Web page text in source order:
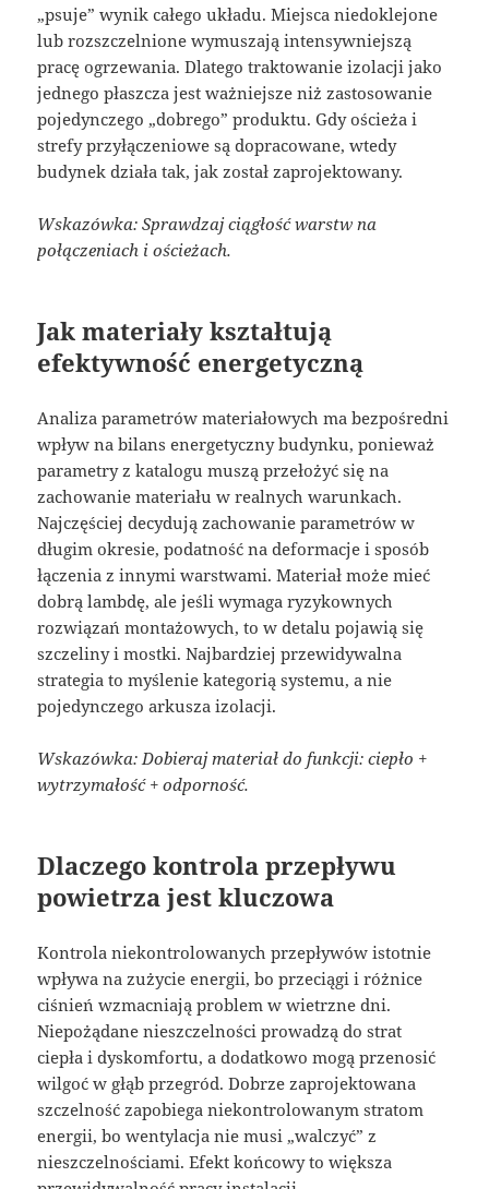
„psuje” wynik całego układu. Miejsca niedoklejone
lub rozszczelnione wymuszają intensywniejszą
pracę ogrzewania. Dlatego traktowanie izolacji jako
jednego płaszcza jest ważniejsze niż zastosowanie
pojedynczego „dobrego” produktu. Gdy ościeża i
strefy przyłączeniowe są dopracowane, wtedy
budynek działa tak, jak został zaprojektowany.
Wskazówka: Sprawdzaj ciągłość warstw na
połączeniach i ościeżach.
Jak materiały kształtują
efektywność energetyczną
Analiza parametrów materiałowych ma bezpośredni
wpływ na bilans energetyczny budynku, ponieważ
parametry z katalogu muszą przełożyć się na
zachowanie materiału w realnych warunkach.
Najczęściej decydują zachowanie parametrów w
długim okresie, podatność na deformacje i sposób
łączenia z innymi warstwami. Materiał może mieć
dobrą lambdę, ale jeśli wymaga ryzykownych
rozwiązań montażowych, to w detalu pojawią się
szczeliny i mostki. Najbardziej przewidywalna
strategia to myślenie kategorią systemu, a nie
pojedynczego arkusza izolacji.
Wskazówka: Dobieraj materiał do funkcji: ciepło +
wytrzymałość + odporność.
Dlaczego kontrola przepływu
powietrza jest kluczowa
Kontrola niekontrolowanych przepływów istotnie
wpływa na zużycie energii, bo przeciągi i różnice
ciśnień wzmacniają problem w wietrzne dni.
Niepożądane nieszczelności prowadzą do strat
ciepła i dyskomfortu, a dodatkowo mogą przenosić
wilgoć w głąb przegród. Dobrze zaprojektowana
szczelność zapobiega niekontrolowanym stratom
energii, bo wentylacja nie musi „walczyć” z
nieszczelnościami. Efekt końcowy to większa